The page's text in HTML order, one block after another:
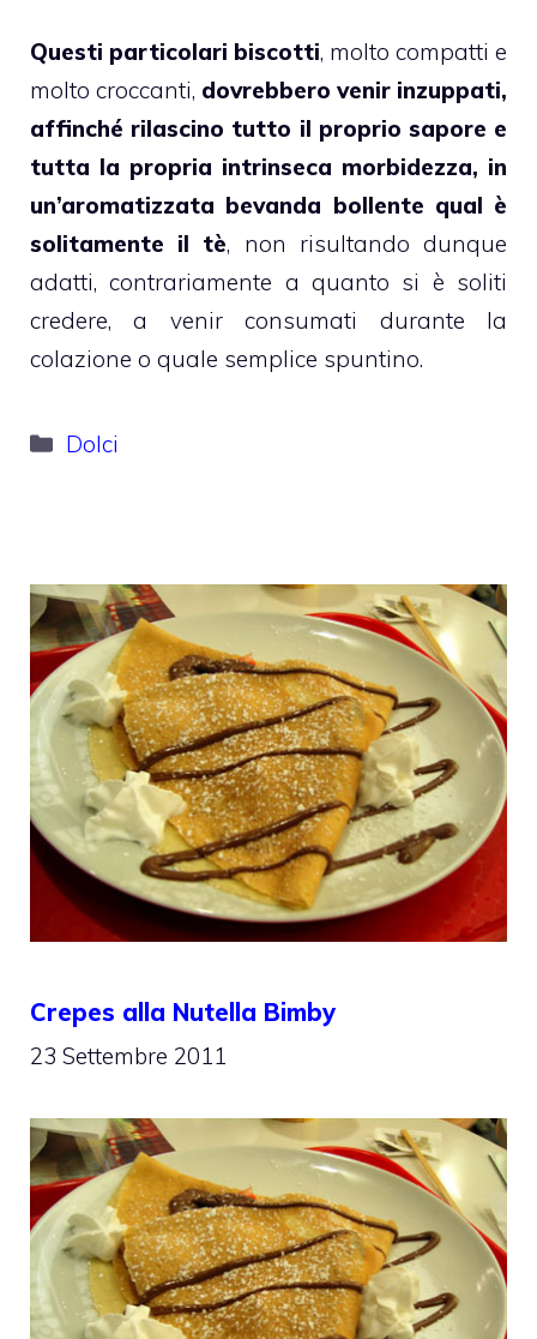
Questi particolari biscotti, molto compatti e
molto croccanti, dovrebbero venir inzuppati,
affinché rilascino tutto il proprio sapore e
tutta la propria intrinseca morbidezza, in
un’aromatizzata bevanda bollente qual è
solitamente il tè, non risultando dunque
adatti, contrariamente a quanto si è soliti
credere, a venir consumati durante la
colazione o quale semplice spuntino.
Categorie
Dolci
Crepes alla Nutella Bimby
23 Settembre 2011